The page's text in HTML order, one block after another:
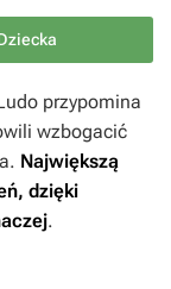
przypomina
wzbogacić
Największą
dzięki
.